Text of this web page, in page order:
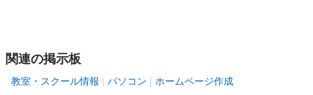
関連の掲示板
教室・スクール情報 パソコン ホームページ作成